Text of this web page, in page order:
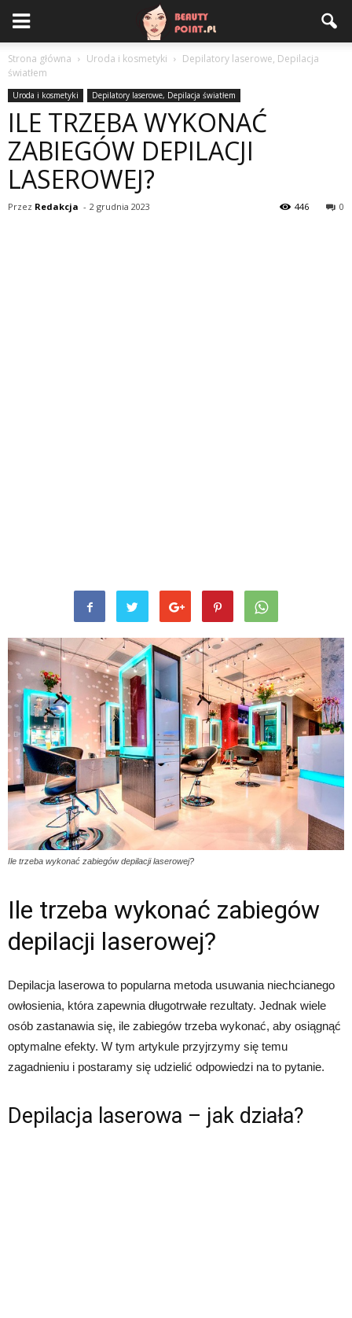
Strona główna Uroda i kosmetyki
Depilatory laserowe, Depilacja
światłem
Uroda i kosmetyki Depilatory laserowe, Depilacja światłem
ILE TRZEBA WYKONAĆ
ZABIEGÓW DEPILACJI
LASEROWEJ?
Przez Redakcja - 2 grudnia 2023 0
446
Ile trzeba wykonać zabiegów depilacji laserowej?
Ile trzeba wykonać zabiegów
depilacji laserowej?
Depilacja laserowa to popularna metoda usuwania niechcianego
owłosienia, która zapewnia długotrwałe rezultaty. Jednak wiele
osób zastanawia się, ile zabiegów trzeba wykonać, aby osiągnąć
optymalne efekty. W tym artykule przyjrzymy się temu
zagadnieniu i postaramy się udzielić odpowiedzi na to pytanie.
Depilacja laserowa – jak działa?